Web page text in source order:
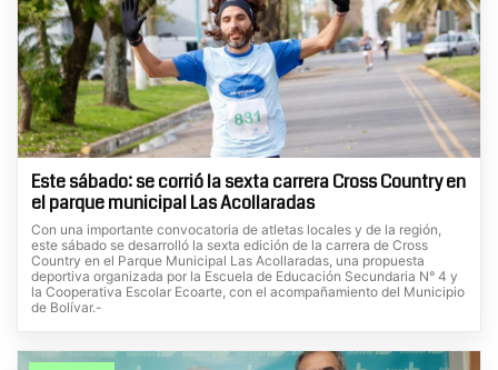
Este sábado: se corrió la sexta carrera Cross Country en
el parque municipal Las Acollaradas
Con una importante convocatoria de atletas locales y de la región,
este sábado se desarrolló la sexta edición de la carrera de Cross
Country en el Parque Municipal Las Acollaradas, una propuesta
deportiva organizada por la Escuela de Educación Secundaria N° 4 y
la Cooperativa Escolar Ecoarte, con el acompañamiento del Municipio
de Bolívar.-